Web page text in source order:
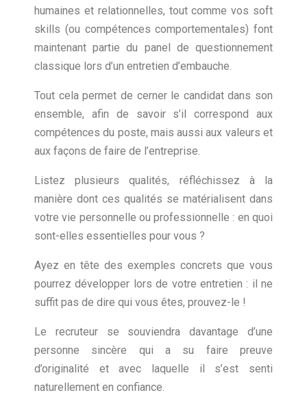
humaines et relationnelles, tout comme vos soft
skills (ou compétences comportementales) font
maintenant partie du panel de questionnement
classique lors d’un entretien d’embauche.
Tout cela permet de cerner le candidat dans son
ensemble, afin de savoir s’il correspond aux
compétences du poste, mais aussi aux valeurs et
aux façons de faire de l’entreprise.
Listez plusieurs qualités, réfléchissez à la
manière dont ces qualités se matérialisent dans
votre vie personnelle ou professionnelle : en quoi
sont-elles essentielles pour vous ?
Ayez en tête des exemples concrets que vous
pourrez développer lors de votre entretien : il ne
suffit pas de dire qui vous êtes, prouvez-le !
Le recruteur se souviendra davantage d’une
personne sincère qui a su faire preuve
d’originalité et avec laquelle il s’est senti
naturellement en confiance.